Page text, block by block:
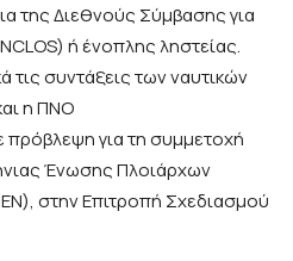
της Διεθνούς Σύμβασης για
ή ένοπλης ληστείας.
τις συντάξεις των ναυτικών
η ΠΝΟ
για τη συμμετοχή
Ένωσης Πλοιάρχων
στην Επιτροπή Σχεδιασμού